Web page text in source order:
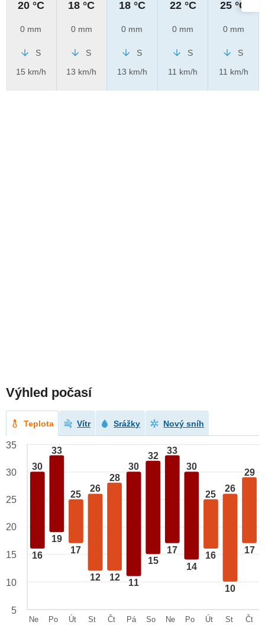
20 °C
0 mm
S
15 km/h
18 °C
0 mm
S
13 km/h
18 °C
0 mm
S
13 km/h
22 °C
0 mm
S
11 km/h
25 °C
0 mm
S
11 km/h
Výhled počasí
Teplota Vítr Srážky Nový sníh
30
16
33
19
25
17
26
12
28
12
30
11
32
15
33
17
30
14
25
16
26
10
29
17
35
30
25
20
15
10
5
Ne
Po
Út
St
Čt
Pá
So
Ne
Po
Út
St
Čt